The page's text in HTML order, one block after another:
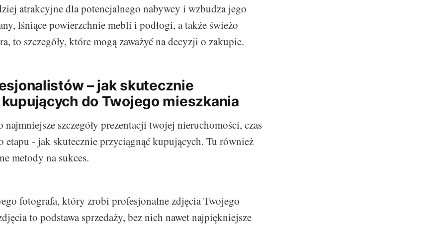
atrakcyjne dla potencjalnego nabywcy i wzbudza jego
lśniące powierzchnie mebli i podłogi, a także świeżo
to szczegóły, które mogą zaważyć na decyzji o zakupie.
– jak skutecznie
do Twojego mieszkania
szczegóły prezentacji twojej nieruchomości, czas
etapu - jak skutecznie przyciągnąć kupujących. Tu również
metody na sukces.
fotografa, który zrobi profesjonalne zdjęcia Twojego
to podstawa sprzedaży, bez nich nawet najpiękniejsze